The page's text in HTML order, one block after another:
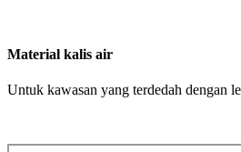
Material kalis air
Untuk kawasan yang terdedah dengan